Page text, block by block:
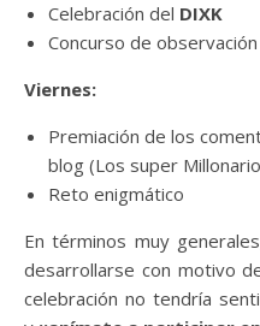
Celebración del DIXK
Concurso de observación
Viernes:
Premiación de los
blog (Los super
Reto enigmático
En términos muy
desarrollarse con motivo
celebración no tendría